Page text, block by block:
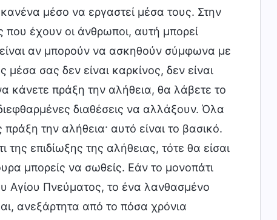
μέσο να εργαστεί μέσα τους. Στην
που έχουν οι άνθρωποι, αυτή μπορεί
είναι αν μπορούν να ασκηθούν σύμφωνα με
σας δεν είναι καρκίνος, δεν είναι
κάνετε πράξη την αλήθεια, θα λάβετε το
διαθέσεις να αλλάξουν. Όλα
την αλήθεια· αυτό είναι το βασικό.
επιδίωξης της αλήθειας, τότε θα είσαι
μπορείς να σωθείς. Εάν το μονοπάτι
Αγίου Πνεύματος, το ένα λανθασμένο
ανεξάρτητα από το πόσα χρόνια